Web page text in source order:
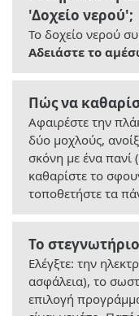
'Δοχείο νερού';
Το δοχείο νερού
Αδειάστε το
Πώς να
Αφαιρέστε την
δύο μοχλούς,
σκόνη με ένα πανί
καθαρίστε το
τοποθετήστε τα
Το
Ελέγξτε: την
ασφάλεια), το
επιλογή